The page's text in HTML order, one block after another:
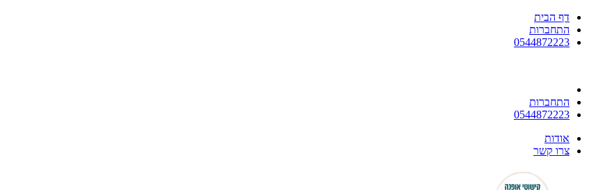
דף הבית
התחברות
0544872223
התחברות
0544872223
אודות
צרו קשר